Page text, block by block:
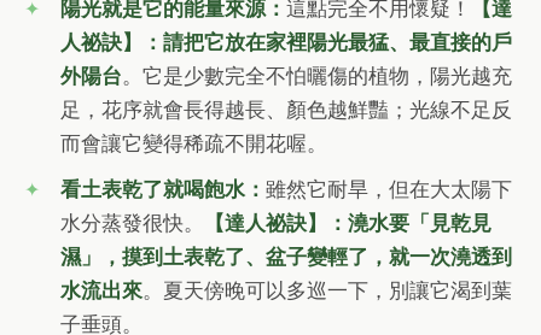
陽光就是它的能量來源：這點完全不用懷疑！
【達
人祕訣】：請把它放在家裡陽光最猛、最直接的戶
外陽台。它是少數完全不怕曬傷的植物，陽光越充
足，花序就會長得越長、顏色越鮮豔；光線不足反
而會讓它變得稀疏不開花喔。
看土表乾了就喝飽水：雖然它耐旱，但在大太陽下
水分蒸發很快。
【達人祕訣】：澆水要「見乾見
濕」，摸到土表乾了、盆子變輕了，就一次澆透到
水流出來。夏天傍晚可以多巡一下，別讓它渴到葉
子垂頭。